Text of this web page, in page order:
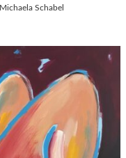
A
Z
A
R
T
S
Michaela Schabel